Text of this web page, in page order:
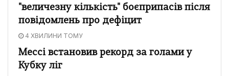
"величезну кількість" боєприпасів після
повідомлень про дефіцит
4 ХВИЛИНИ ТОМУ
Мессі встановив рекорд за голами у
Кубку ліг